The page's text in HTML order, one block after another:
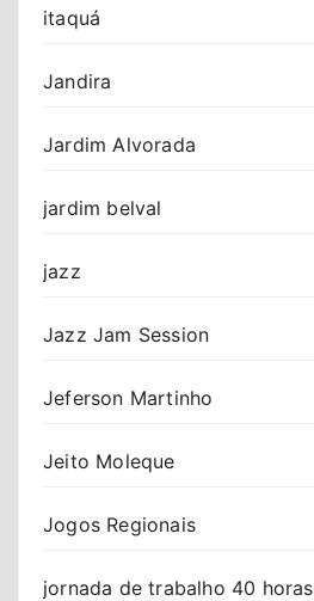
itaquá
Jandira
Jardim Alvorada
jardim belval
jazz
Jazz Jam Session
Jeferson Martinho
Jeito Moleque
Jogos Regionais
jornada de trabalho 40 horas